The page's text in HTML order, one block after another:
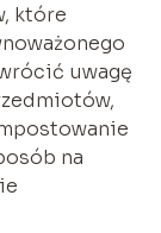
które
uwagę
na